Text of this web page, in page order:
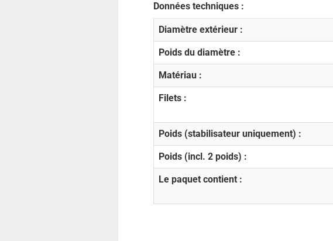
Données techniques :
Diamètre extérieur :
Poids du diamètre :
Matériau :
Filets :
Poids (stabilisateur uniquement) :
Poids (incl. 2 poids) :
Le paquet contient :